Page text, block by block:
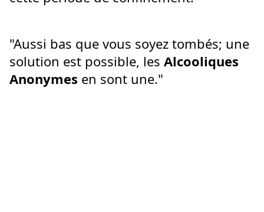
"Aussi bas que vous soyez tombés; une
solution est possible, les Alcooliques
Anonymes en sont une."